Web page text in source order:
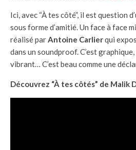
Ici, avec “À tes côté”, il est question
sous forme d’amitié. Un face à face
réalisé parAntoine Carlierqui
dans un soundproof. C’est graphique,
vibrant… C’est beau comme une
Découvrez “À tes côtés” de Malik